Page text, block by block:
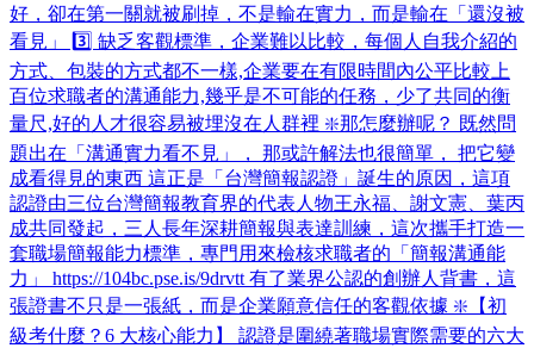
好，卻在第一關就被刷掉，不是輸在實力，而是輸在「還沒被
看見」 3️⃣ 缺乏客觀標準，企業難以比較，每個人自我介紹的
方式、包裝的方式都不一樣,企業要在有限時間內公平比較上
百位求職者的溝通能力,幾乎是不可能的任務，少了共同的衡
量尺,好的人才很容易被埋沒在人群裡 ❇️那怎麼辦呢？ 既然問
題出在「溝通實力看不見」， 那或許解法也很簡單， 把它變
成看得見的東西 這正是「台灣簡報認證」誕生的原因，這項
認證由三位台灣簡報教育界的代表人物王永福、謝文憲、葉丙
成共同發起，三人長年深耕簡報與表達訓練，這次攜手打造一
套職場簡報能力標準，專門用來檢核求職者的「簡報溝通能
力」 https://104bc.pse.is/9drvtt 有了業界公認的創辦人背書，這
張證書不只是一張紙，而是企業願意信任的客觀依據 ❇️【初
級考什麼？6 大核心能力】 認證是圍繞著職場實際需要的六大